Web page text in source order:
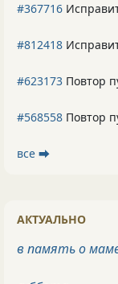
#367716
#812418
#623173 Повтор
#568558 Повтор
все ⮕
АКТУАЛЬНО
в память о